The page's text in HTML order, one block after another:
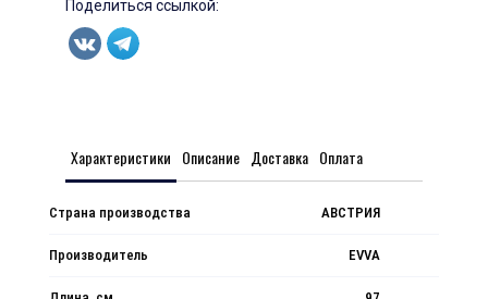
Поделиться ссылкой:
Характеристики Описание Доставка Оплата
Страна производства АВСТРИЯ
Производитель EVVA